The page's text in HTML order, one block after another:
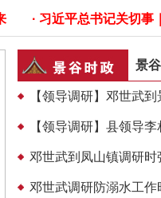
· 习近平总书记关切事
景
【领导调研】邓世武
【领导调研】县领导
邓世武到凤山镇调研
邓世武调研防溺水工